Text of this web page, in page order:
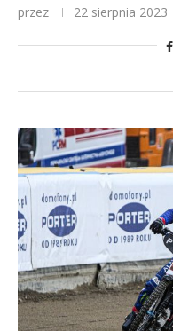
przez 22 sierpnia 2023